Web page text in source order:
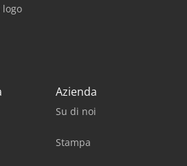
Azienda
Su di noi
Stampa